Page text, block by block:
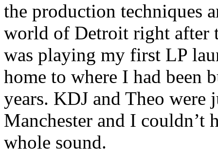
the production techniques
world of Detroit right after
was playing my first LP
home to where I had been
years. KDJ and Theo were
Manchester and I couldn’t
whole sound.